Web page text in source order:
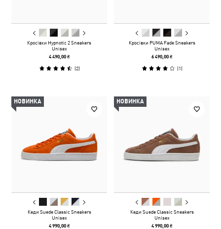
Кросівки Hypnotic 2 Sneakers
Unisex
4 490,00 ₴
(2)
Кросівки PUMA Fade Sneakers
Unisex
6 490,00 ₴
(1)
НОВИНКА
Кеди Suede Classic Sneakers
Unisex
4 990,00 ₴
НОВИНКА
Кеди Suede Classic Sneakers
Unisex
4 990,00 ₴